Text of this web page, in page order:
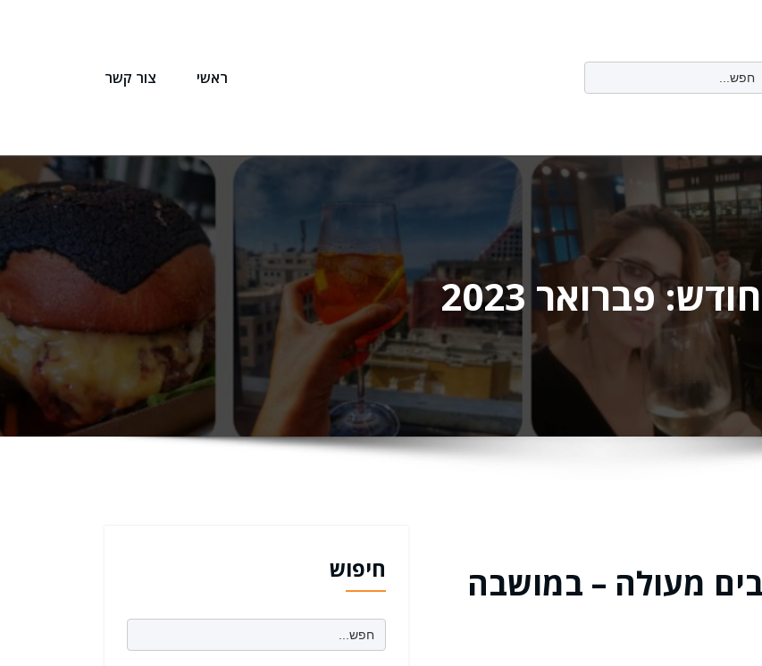
for: ראשי צור קשר
חודש:פברואר 2023
מעולה – במושבה
חיפוש
Search
for: